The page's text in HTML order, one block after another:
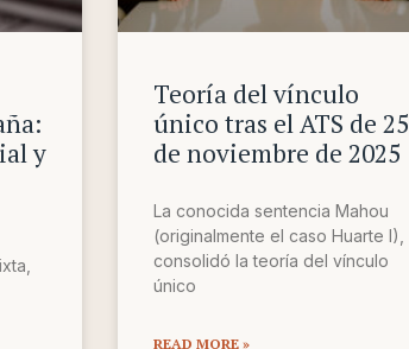
y
Teoría del vínculo
único tras el ATS de 25
de noviembre de 2025
La conocida sentencia Mahou
(originalmente el caso Huarte I),
consolidó la teoría del vínculo
único
READ MORE »